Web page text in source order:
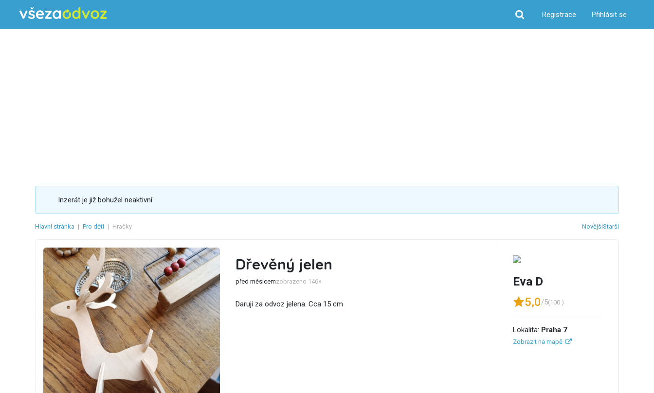
Hledat
Registrace Přihlásit se
Inzerát je již bohužel neaktivní.
Hlavní stránka | Pro děti | Hračky NovějšíStarší
Dřevěný jelen
před měsícemzobrazeno 146×
Daruji za odvoz jelena. Cca 15 cm
Eva D
5,0/5(100 )
Lokalita: Praha 7
Zobrazit na mapě